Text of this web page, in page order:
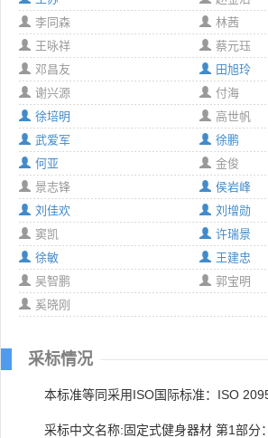
李同森
林茜
王咏祥
蔡元珏
邓昌友
田旭玲
谢兴源
付海
徐培明
高世帆
武爱军
徐鹏
何亚
金俊
景志锋
侯岩峰
刘佳欢
刘增勋
窦凯
许瑞景
徐敏
王建忠
吴智鹏
郭宝明
奚晓刚
采标情况
本标准等同采用ISO国际标准：ISO
采标中文名称:固定式健身器材 第1部分